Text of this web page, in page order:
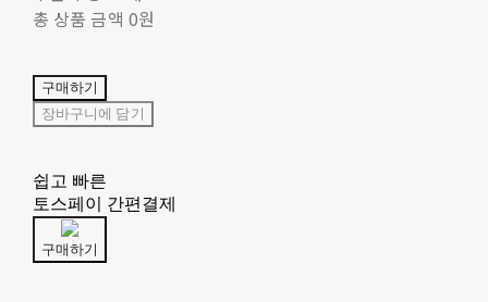
총 상품 금액 0원
구매하기
장바구니에 담기
쉽고 빠른
토스페이 간편결제
구매하기